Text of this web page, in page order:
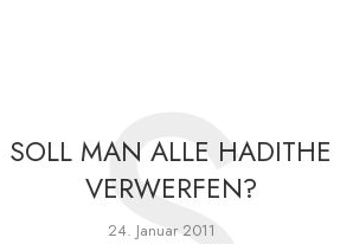
SOLL MAN ALLE HADITHE
VERWERFEN?
24. Januar 2011